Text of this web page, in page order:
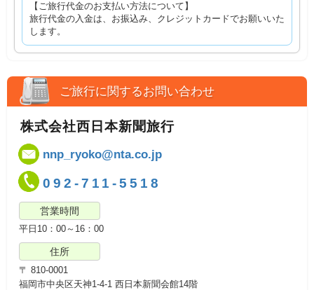
【ご旅行代金のお支払い方法について】
旅行代金の入金は、お振込み、クレジットカードでお願いいた
します。
ご旅行に関するお問い合わせ
株式会社西日本新聞旅行
092-711-5518
営業時間
平日10：00～16：00
nnp_ryoko@nta.co.jp
住所
〒 810-0001
福岡市中央区天神1-4-1 西日本新聞会館14階